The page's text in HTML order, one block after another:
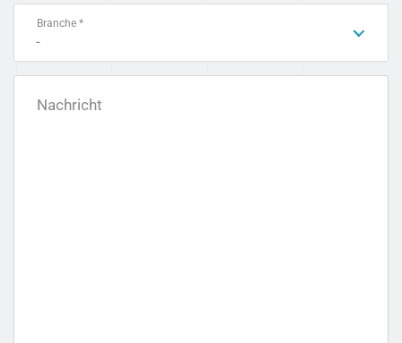
Branche *
-
Nachricht